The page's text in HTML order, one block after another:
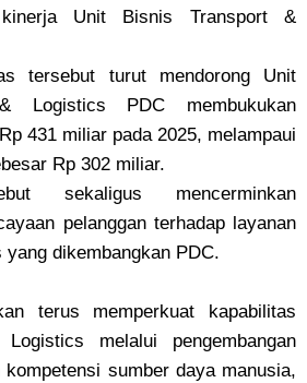
Unit Bisnis Transport &
tersebut turut mendorong Unit
Logistics PDC membukukan
431 miliar pada 2025, melampaui
Rp 302 miliar.
sekaligus mencerminkan
pelanggan terhadap layanan
dikembangkan PDC.
terus memperkuat kapabilitas
melalui pengembangan
kompetensi sumber daya manusia,